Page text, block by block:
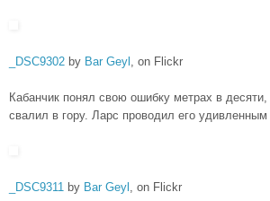
_DSC9302 by Bar Geyl , on Flickr
Кабанчик понял свою ошибку метрах в десяти,
свалил в гору. Ларс проводил его удивленным
_DSC9311 by Bar Geyl , on Flickr